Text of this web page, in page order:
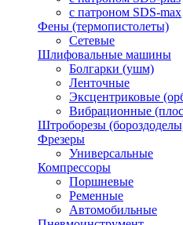
с патроном SDS-max
Фены (термопистолеты)
Сетевые
Шлифовальные машины
Болгарки (ушм)
Ленточные
Эксцентриковые
Вибрационные
Штроборезы
Фрезеры
Универсальные
Компрессоры
Поршневые
Ременные
Автомобильные